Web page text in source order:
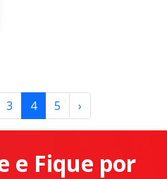
3 4 5 ›
e Fique por